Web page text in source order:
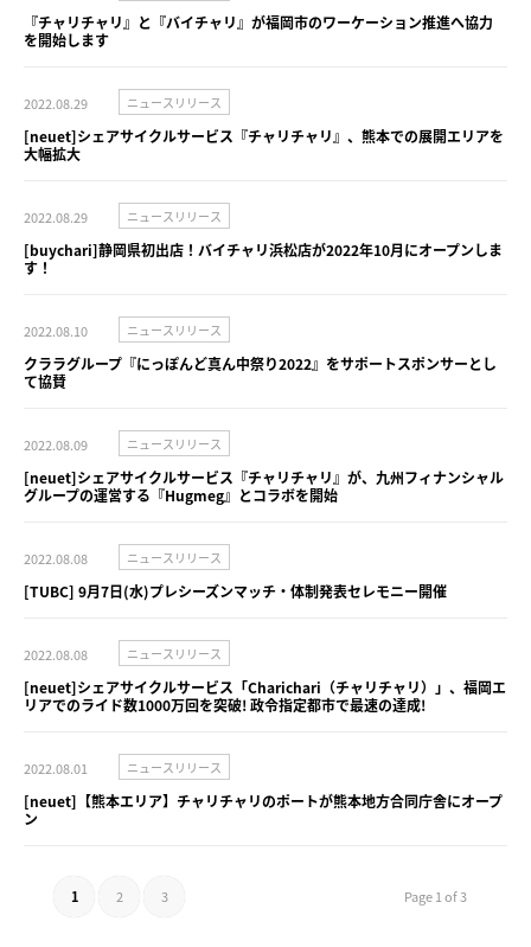
『チャリチャリ』と『バイチャリ』が福岡市のワーケーション推進へ協力
を開始します
2022.08.29 ニュースリリース
[neuet]シェアサイクルサービス『チャリチャリ』、熊本での展開エリアを
大幅拡大
2022.08.29 ニュースリリース
[buychari]静岡県初出店！バイチャリ浜松店が2022年10月にオープンしま
す！
2022.08.10 ニュースリリース
クララグループ『にっぽんど真ん中祭り2022』をサポートスポンサーとし
て協賛
2022.08.09 ニュースリリース
[neuet]シェアサイクルサービス『チャリチャリ』が、九州フィナンシャル
グループの運営する『Hugmeg』とコラボを開始
2022.08.08 ニュースリリース
[TUBC] 9月7日(水)プレシーズンマッチ・体制発表セレモニー開催
2022.08.08 ニュースリリース
[neuet]シェアサイクルサービス「Charichari（チャリチャリ）」、福岡エ
リアでのライド数1000万回を突破! 政令指定都市で最速の達成!
2022.08.01 ニュースリリース
[neuet]【熊本エリア】チャリチャリのポートが熊本地方合同庁舎にオープ
ン
Page 1 of 3
1 2 3